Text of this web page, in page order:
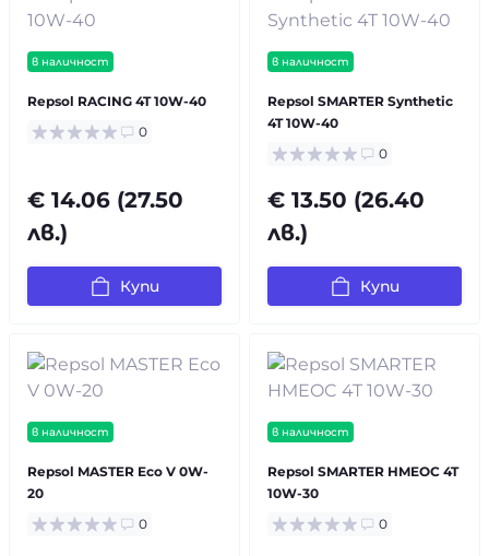
в наличност
Repsol RACING 4T 10W-40
0
€ 14.06 (27.50
лв.)
Купи
в наличност
Repsol SMARTER Synthetic
4T 10W-40
0
€ 13.50 (26.40
лв.)
Купи
в наличност
Repsol MASTER Eco V 0W-
20
0
в наличност
Repsol SMARTER HMEOC 4T
10W-30
0